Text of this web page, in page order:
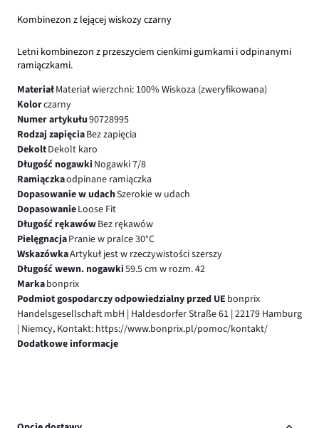
Kombinezon z lejącej wiskozy czarny
Letni kombinezon z przeszyciem cienkimi gumkami i odpinanymi
ramiączkami.
MateriałMateriał wierzchni: 100% Wiskoza (zweryfikowana)
Kolorczarny
Numer artykułu90728995
Rodzaj zapięciaBez zapięcia
DekoltDekolt karo
Długość nogawki Nogawki 7/8
Ramiączkaodpinane ramiączka
Dopasowanie w udachSzerokie w udach
DopasowanieLoose Fit
Długość rękawówBez rękawów
PielęgnacjaPranie w pralce 30°C
WskazówkaArtykuł jest w rzeczywistości szerszy
Długość wewn. nogawki59.5 cm w rozm. 42
Markabonprix
Podmiot gospodarczy odpowiedzialny przed UE bonprix
Handelsgesellschaft mbH | Haldesdorfer Straße 61 | 22179 Hamburg
| Niemcy, Kontakt: https://www.bonprix.pl/pomoc/kontakt/
Dodatkowe informacje